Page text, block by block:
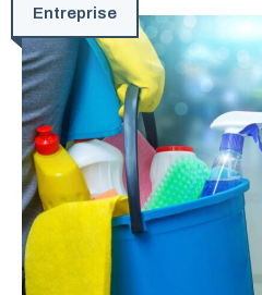
Entreprise